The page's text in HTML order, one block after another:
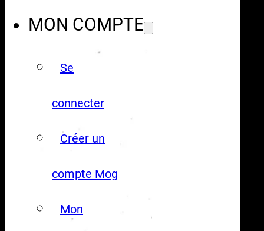
MON COMPTE
Se
connecter
Créer un
compte Mog
Mon